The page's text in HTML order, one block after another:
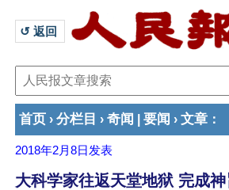
↺ 返回
首页 › 分栏目 › 奇闻 要闻 › 文章 ：
2018年2月8日 发表
大科学家往返天堂地狱 完成